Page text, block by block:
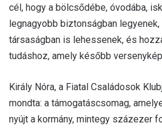
cél, hogy a bölcsődébe, óvodába,
legnagyobb biztonságban
társaságban is lehessenek, és
tudáshoz, amely később
Király Nóra, a Fiatal Családosok
mondta: a támogatáscsomag,
nyújt a kormány, mintegy százezer